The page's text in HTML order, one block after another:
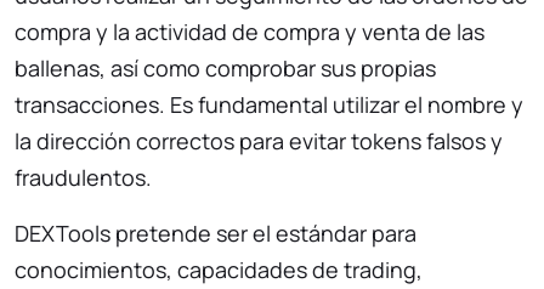
compra y la actividad de compra y venta de las
ballenas, así como comprobar sus propias
transacciones. Es fundamental utilizar el nombre y
la dirección correctos para evitar tokens falsos y
fraudulentos.
DEXTools pretende ser el estándar para
conocimientos, capacidades de trading,